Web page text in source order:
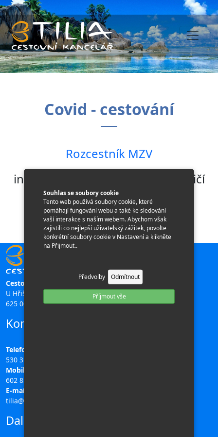
Souhlas se soubory cookie
Tento web používá soubory cookie, které
pomáhají fungování webu a také ke sledování
vaší interakce s naším webem. Abychom však
zajistili co nejlepší uživatelský zážitek, povolte
konkrétní soubory cookie v Nastavení a klikněte
na Přijmout..
Předvolby Odmítnout
Příjmout vše
Covid - cestování
Rozcestník MZV
informace o cestování do zahraničí
uspořádané podle abecedy
Cestovní kancelář TILIA
U Hřiště 196/11,
625 00 Brno
Kontakty
Telefon:
530 311 708
Mobil:
602 851 313
E-mail:
tilia@ck-tilia.cz
Další odkazy